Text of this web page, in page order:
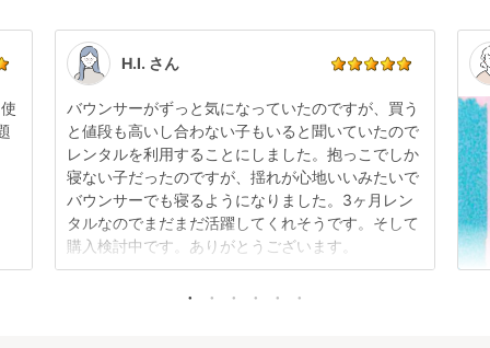
ラクーナ クッション
フリー プラス A型ベ
ビーカー アップリカ
(aprica)
10,010円 〜
す。
点検清掃については
もご確認ください。
い。
H.I. さん
バウンサーがずっと気になっていたのですが、買う
と値段も高いし合わない子もいると聞いていたので
レンタルを利用することにしました。抱っこでしか
寝ない子だったのですが、揺れが心地いいみたいで
バウンサーでも寝るようになりました。3ヶ月レン
タルなのでまだまだ活躍してくれそうです。そして
購入検討中です。ありがとうございます。